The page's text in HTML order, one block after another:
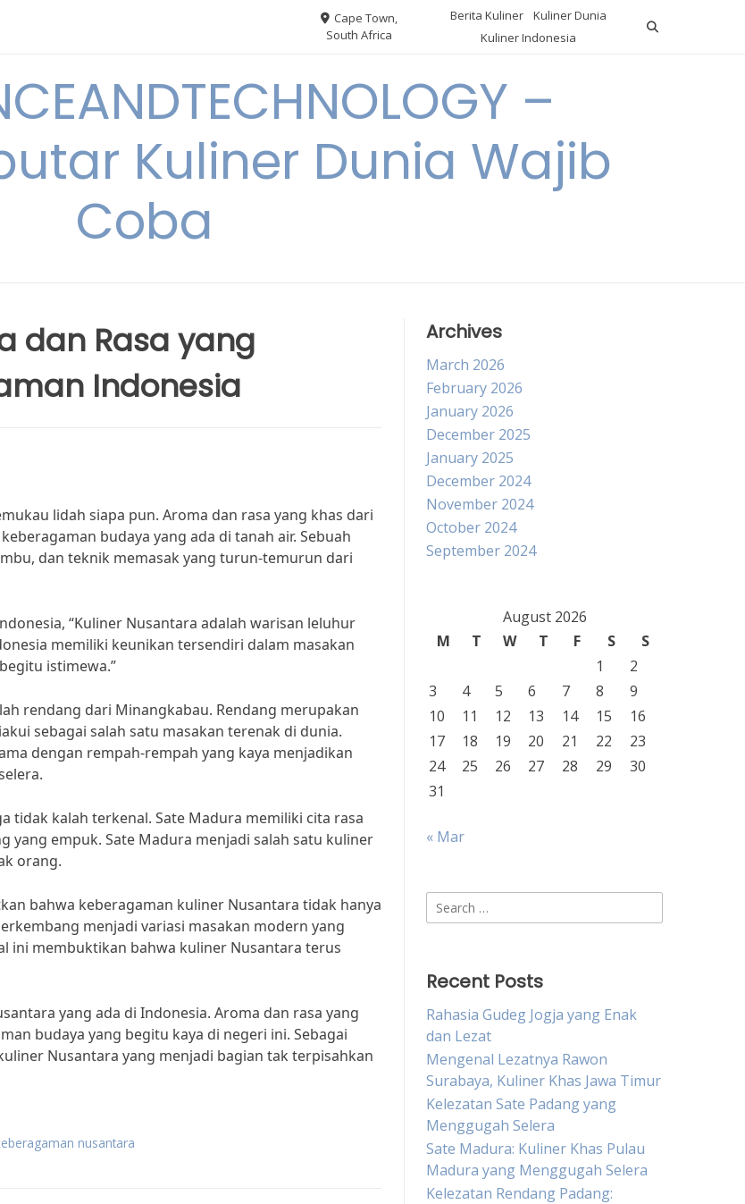
Cape Town,
South Africa
Berita Kuliner
Kuliner Dunia
Kuliner Indonesia
–
Kuliner Dunia Wajib
Coba
dan Rasa yang
Indonesia
lidah siapa pun. Aroma dan rasa yang khas dari
budaya yang ada di tanah air. Sebuah
dan teknik memasak yang turun-temurun dari
“Kuliner Nusantara adalah warisan leluhur
memiliki keunikan tersendiri dalam masakan
istimewa.”
rendang dari Minangkabau. Rendang merupakan
sebagai salah satu masakan terenak di dunia.
dengan rempah-rempah yang kaya menjadikan
tidak kalah terkenal. Sate Madura memiliki cita rasa
yang empuk. Sate Madura menjadi salah satu kuliner
orang.
bahwa keberagaman kuliner Nusantara tidak hanya
menjadi variasi masakan modern yang
ini membuktikan bahwa kuliner Nusantara terus
yang ada di Indonesia. Aroma dan rasa yang
budaya yang begitu kaya di negeri ini. Sebagai
Nusantara yang menjadi bagian tak terpisahkan
nusantara
Archives
March 2026
February 2026
January 2026
December 2025
January 2025
December 2024
November 2024
October 2024
September 2024
August 2026
M
T W T F S
S
1
2
3
4 5 6 7 8
9
10
11 12 13 14 15
16
17
18 19 20 21 22
23
24
25 26 27 28 29
30
31
« Mar
Search
for:
Recent Posts
Rahasia Gudeg Jogja yang Enak
dan Lezat
Mengenal Lezatnya Rawon
Surabaya, Kuliner Khas Jawa Timur
Kelezatan Sate Padang yang
Menggugah Selera
Sate Madura: Kuliner Khas Pulau
Madura yang Menggugah Selera
Kelezatan Rendang Padang: